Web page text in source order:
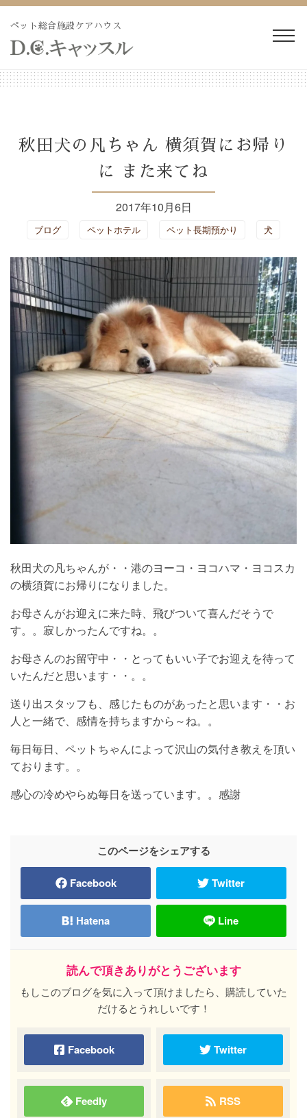
Skip
content
ペット総合施設ケアハウス
ペットホテル・長期預か
り
長期療養ケア
ペット訪問火葬・葬儀 ドッグラン
トリミング 施設紹介
よくあるご質問 ブログ
会社概要
秋田犬の凡ちゃん 横須賀にお帰り
に また来てね
2017年10月6日
ブログ ペットホテル ペット長期預かり 犬
秋田犬の凡ちゃんが・・港のヨーコ・ヨコハマ・ヨコスカ
の横須賀にお帰りになりました。
お母さんがお迎えに来た時、飛びついて喜んだそうで
す。。寂しかったんですね。。
お母さんのお留守中・・とってもいい子でお迎えを待って
いたんだと思います・・。。
送り出スタッフも、感じたものがあったと思います・・お
人と一緒で、感情を持ちますから～ね。。
毎日毎日、ペットちゃんによって沢山の気付き教えを頂い
ております。。
感心の冷めやらぬ毎日を送っています。。感謝
このページをシェアする
Facebook Twitter
Hatena Line
読んで頂きありがとうございます
もしこのブログを気に入って頂けましたら、購読していた
だけるとうれしいです！
Facebook Twitter
Feedly RSS